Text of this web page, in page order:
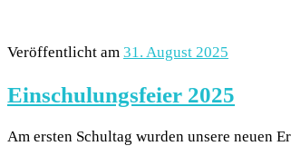
Veröffentlicht am 31. August 2025
Einschulungsfeier 2025
Am ersten Schultag wurden unsere neuen